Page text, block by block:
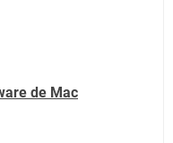
de Mac